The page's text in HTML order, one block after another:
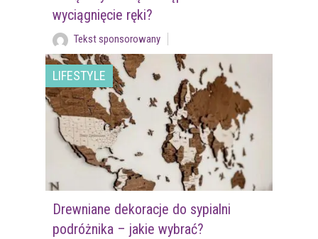
wyciągnięcie ręki?
Tekst sponsorowany
LIFESTYLE
Drewniane dekoracje do sypialni
podróżnika – jakie wybrać?